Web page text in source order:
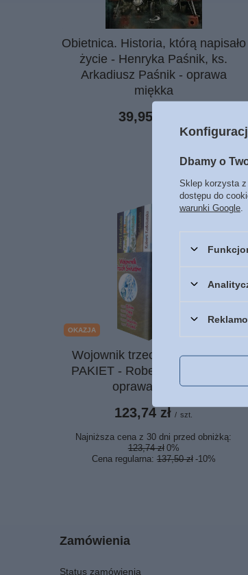
Obietnica. Historia, którą napisało
życie - Henryka Paśnik, ks.
Arkadiusz Paśnik - oprawa
miękka
39,95 zł
OKAZJA
Wojownik trzech światów I-V -
PAKIET - Robert Kościuszko -
oprawa miękka
123,74 zł / szt.
Najniższa cena z 30 dni przed obniżką:
123,74 zł 0%
Cena regularna: 137,50 zł -10%
Zamówienia
Status zamówienia
Dbamy o
Sklep korzysta z
dostępu do
warunki Google